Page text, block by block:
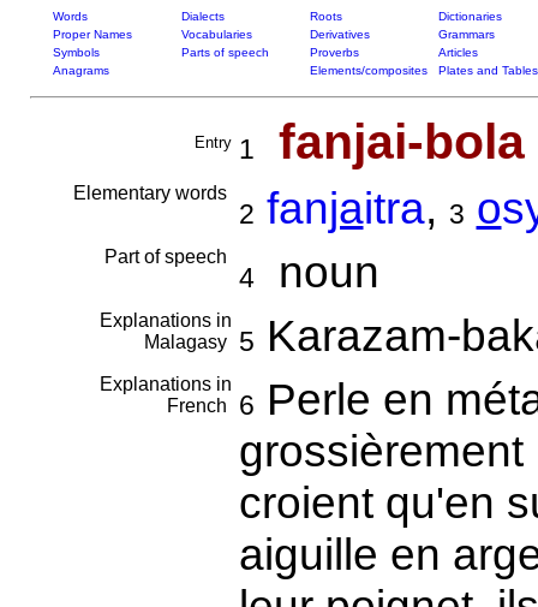
Words Dialects Roots
Dictionaries
Proper Names
Vocabularies Derivatives
Grammars
Symbols
Parts of speech Proverbs
Articles
Anagrams
Elements/composites Plates and Tables
Entry 1 fanjai-bola
Elementary words
2 fanjaitra, 3 o
Part of speech
4noun
Explanations in
Malagasy
5 Karazam-
Explanations in
French
6 Perle en
croient qu'en
aiguille en